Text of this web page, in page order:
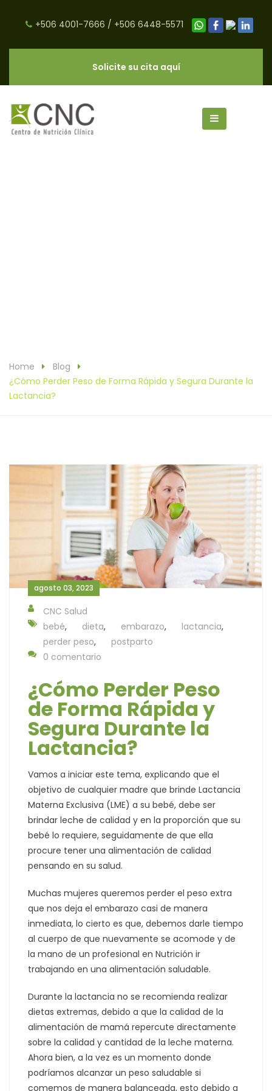
+506 4001-7666 / +506 6448-5571
Solicite su cita aquí
Home
Blog
¿Cómo Perder Peso de Forma Rápida y Segura Durante la
Lactancia?
agosto 03, 2023
CNC Salud
bebé, dieta, embarazo, lactancia,
perder peso,
postparto
0 comentario
¿Cómo Perder Peso
de Forma Rápida y
Segura Durante la
Lactancia?
Vamos a iniciar este tema, explicando que el
objetivo de cualquier madre que brinde Lactancia
Materna Exclusiva (LME) a su bebé, debe ser
brindar leche de calidad y en la proporción que su
bebé lo requiere, seguidamente de que ella
procure tener una alimentación de calidad
pensando en su salud.
Muchas mujeres queremos perder el peso extra
que nos deja el embarazo casi de manera
inmediata, lo cierto es que, debemos darle tiempo
al cuerpo de que nuevamente se acomode y de
la mano de un profesional en Nutrición ir
trabajando en una alimentación saludable.
Durante la lactancia no se recomienda realizar
dietas extremas, debido a que la calidad de la
alimentación de mamá repercute directamente
sobre la calidad y cantidad de la leche materna.
Ahora bien, a la vez es un momento donde
podríamos alcanzar un peso saludable si
comemos de manera balanceada, esto debido a